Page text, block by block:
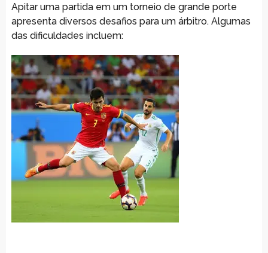
Apitar uma partida em um torneio de grande porte
apresenta diversos desafios para um árbitro. Algumas
das dificuldades incluem: